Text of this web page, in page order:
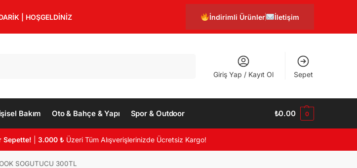
| HOŞGELDİNİZ İndirimli Ürünler İletişim
Giriş Yap / Kayıt Ol Sepet
Bakım Oto & Bahçe & Yapı Spor & Outdoor ₺0.00 0
Sepette! |3.000 ₺ Üzeri Tüm Alışverişlerinizde Ücretsiz Kargo!
SOGUTUCU 300TL